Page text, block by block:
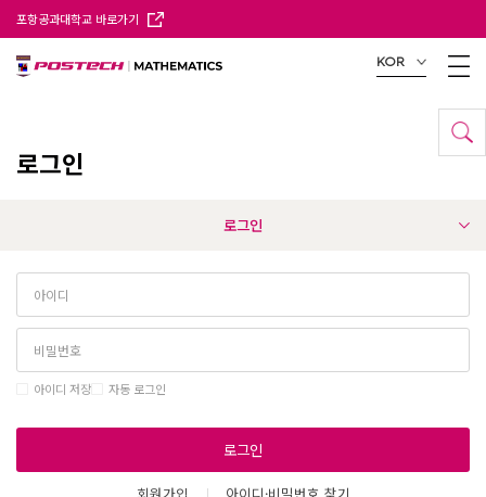
포항공과대학교 바로가기
KOR
로그인
로그인
아이디 저장 자동 로그인
로그인